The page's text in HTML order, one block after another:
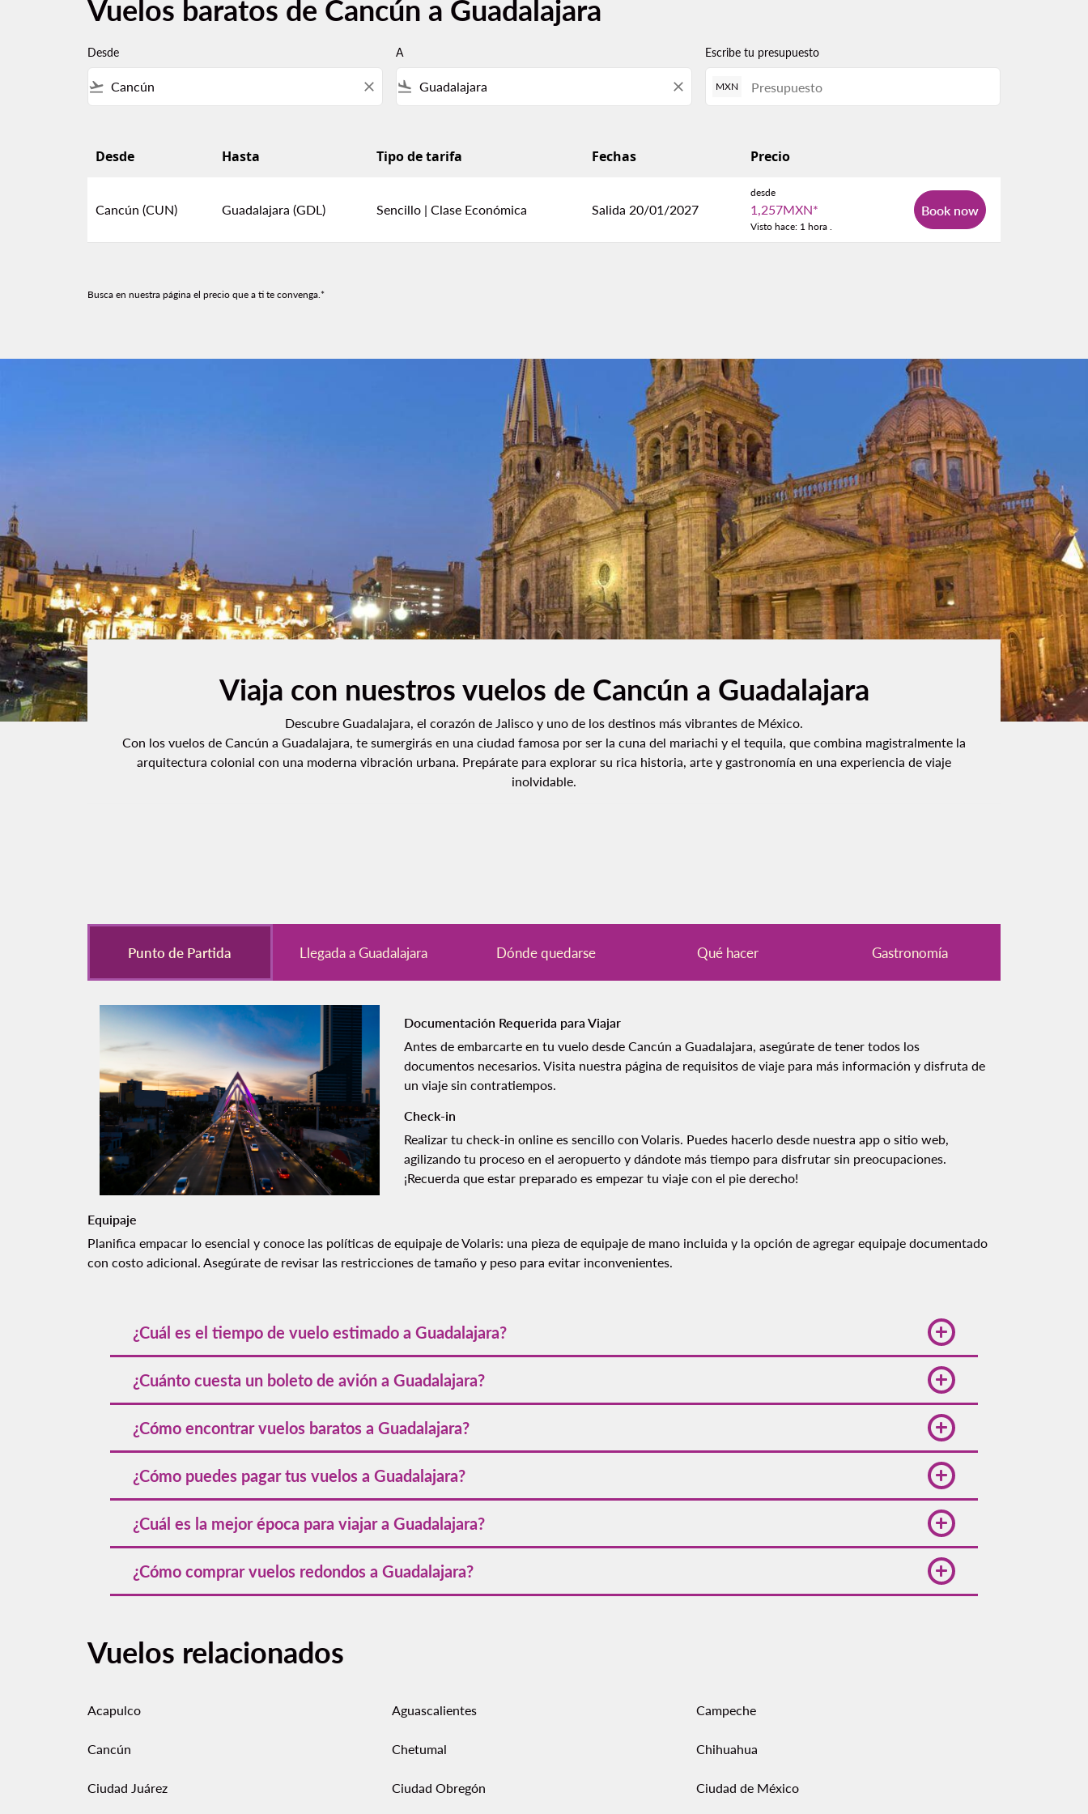
Vuelos baratos de Cancún a Guadalajara
Desde
flight_takeoff close
A
flight_land close
Escribe tu presupuesto
MXN
Desde Hasta Tipo de tarifa Fechas Precio
Cancún (CUN) Guadalajara (GDL) Sencillo | Clase Económica Salida 20/01/2027
desde
1,257MXN*
Visto hace: 1 hora .
Book now
Busca en nuestra página el precio que a ti te convenga.*
Viaja con nuestros vuelos de Cancún a Guadalajara
Descubre Guadalajara, el corazón de Jalisco y uno de los destinos más vibrantes de México.
Con los vuelos de Cancún a Guadalajara, te sumergirás en una ciudad famosa por ser la cuna del mariachi y el tequila, que combina magistralmente la
arquitectura colonial con una moderna vibración urbana. Prepárate para explorar su rica historia, arte y gastronomía en una experiencia de viaje
inolvidable.
Punto de Partida Llegada a Guadalajara Dónde quedarse Qué hacer Gastronomía
Documentación Requerida para Viajar
Antes de embarcarte en tu vuelo desde Cancún a Guadalajara, asegúrate de tener todos los
documentos necesarios. Visita nuestra página de requisitos de viaje para más información y disfruta de
un viaje sin contratiempos.
Check-in
Realizar tu check-in online es sencillo con Volaris. Puedes hacerlo desde nuestra app o sitio web,
agilizando tu proceso en el aeropuerto y dándote más tiempo para disfrutar sin preocupaciones.
¡Recuerda que estar preparado es empezar tu viaje con el pie derecho!
Equipaje
Planifica empacar lo esencial y conoce las políticas de equipaje de Volaris: una pieza de equipaje de mano incluida y la opción de agregar equipaje documentado
con costo adicional. Asegúrate de revisar las restricciones de tamaño y peso para evitar inconvenientes.
¿Cuál es el tiempo de vuelo estimado a Guadalajara?
¿Cuánto cuesta un boleto de avión a Guadalajara?
vuelos parten de los[VALOR]. Para encontrar las mejores ofertas, se recomienda ser flexible con las fechas de viaje y reservar con
anticipación.
¿Cómo encontrar vuelos baratos a Guadalajara?
¿Cómo puedes pagar tus vuelos a Guadalajara?
acomodar tus necesidades.
¿Cuál es la mejor época para viajar a Guadalajara?
¿Cómo comprar vuelos redondos a Guadalajara?
Vuelos relacionados
Acapulco Aguascalientes Campeche
Cancún Chetumal Chihuahua
Ciudad Juárez Ciudad Obregón Ciudad de México